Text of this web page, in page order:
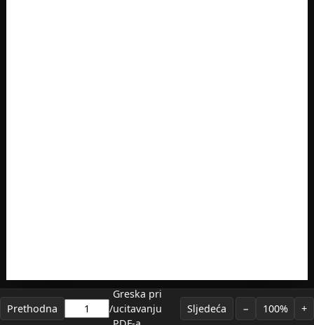
Prethodna /
Greska pri
ucitavanju
Sljedeća − 100% +